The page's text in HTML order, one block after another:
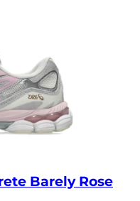
Barely Rose